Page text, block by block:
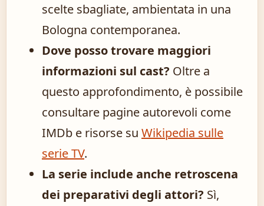
scelte sbagliate, ambientata in una
Bologna contemporanea.
Dove posso trovare maggiori
informazioni sul cast? Oltre a
questo approfondimento, è possibile
consultare pagine autorevoli come
IMDb e risorse su Wikipedia sulle
serie TV.
La serie include anche retroscena
dei preparativi degli attori? Sì,